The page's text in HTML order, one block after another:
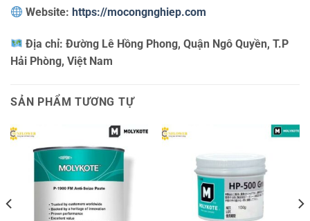
Website:https://mocongnghiep.com
Địa chỉ:Đường Lê Hồng Phong, Quận Ngô Quyền, T.P
Hải Phòng, Việt Nam
SẢN PHẨM TƯƠNG TỰ